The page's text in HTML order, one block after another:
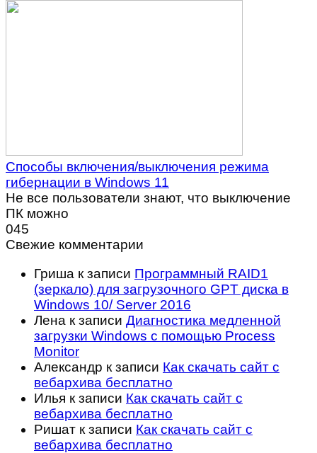
Способы включения/выключения режима
гибернации в Windows 11
Не все пользователи знают, что выключение
ПК можно
045
Свежие комментарии
Гриша к записи Программный RAID1
(зеркало) для загрузочного GPT диска в
Windows 10/ Server 2016
Лена к записи Диагностика медленной
загрузки Windows с помощью Process
Monitor
Александр к записи Как скачать сайт с
вебархива бесплатно
Илья к записи Как скачать сайт с
вебархива бесплатно
Ришат к записи Как скачать сайт с
вебархива бесплатно